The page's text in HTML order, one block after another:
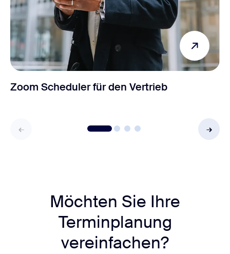
Zoom Scheduler für den Vertrieb
Möchten Sie Ihre
Terminplanung
vereinfachen?